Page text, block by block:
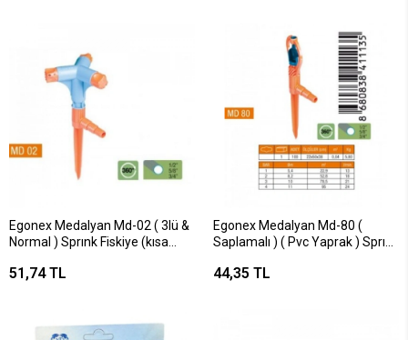
Egonex Medalyan Md-02 ( 3lü &
Normal ) Sprınk Fiskiye (kısa
51,74 TL
Egonex Medalyan Md-80 (
Saplamalı ) ( Pvc Yaprak ) Sprınk
44,35 TL